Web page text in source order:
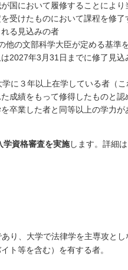
国において履修することによ
受けたものにおいて課程を修
る見込みの者
の文部科学大臣が定める基準
2027年3月31日までに修了見込
に３年以上在学している者（
成績をもって修得したものと認
卒業した者と同等以上の学力
学資格審査を実施します。詳細
り、大学で法律学を主専攻と
ト等を含む）を有する者。